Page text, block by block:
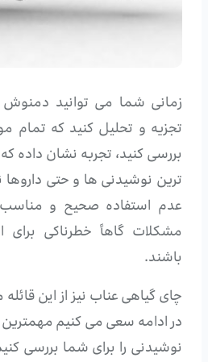
زمانی شما می توانید
تجزیه و تحلیل کنید که تمام
بررسی کنید، تجربه نشان داده
ترین نوشیدنی ها و حتی داروها
عدم استفاده صحیح و
مشکلات گاهاً خطرناکی برای
باشند.
چای گیاهی عناب نیز از این
در ادامه سعی می کنیم
نوشیدنی را برای شما بررسی